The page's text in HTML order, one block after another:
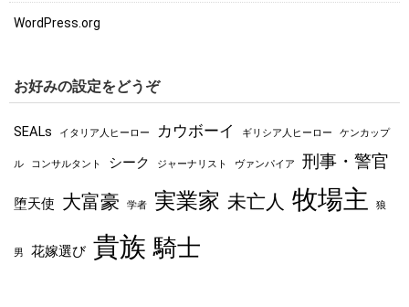
WordPress.org
お好みの設定をどうぞ
SEALs イタリア人ヒーロー カウボーイ ギリシア人ヒーロー ケンカップ
ル コンサルタント シーク ジャーナリスト ヴァンパイア 刑事・警官
堕天使 大富豪 学者 実業家 未亡人 牧場主 狼
男 花嫁選び 貴族 騎士